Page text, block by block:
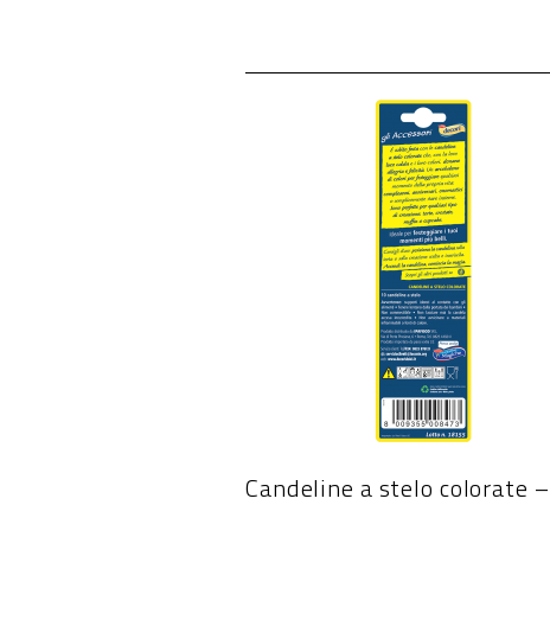
Candeline a stelo colorate –